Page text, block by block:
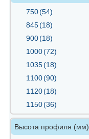
1163(18)
1170(18)
1190(18)
1200(36)
750(54)
845(18)
900(18)
1000(72)
1035(18)
1100(90)
1120(18)
1150(36)
Высота профиля (мм)